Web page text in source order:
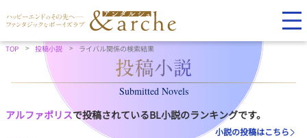
TOP 投稿小説 ライバル関係の検索結果
Submitted Novels
アルファポリスで投稿されているBL小説のランキングです。
小説の投稿はこちら